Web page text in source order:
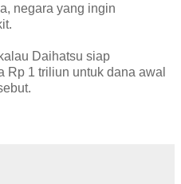
negara yang ingin
Daihatsu siap
Rp 1 triliun untuk dana awal